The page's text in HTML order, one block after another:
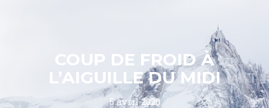
COUP DE FROID À
L’AIGUILLE DU MIDI
5 avril 2020